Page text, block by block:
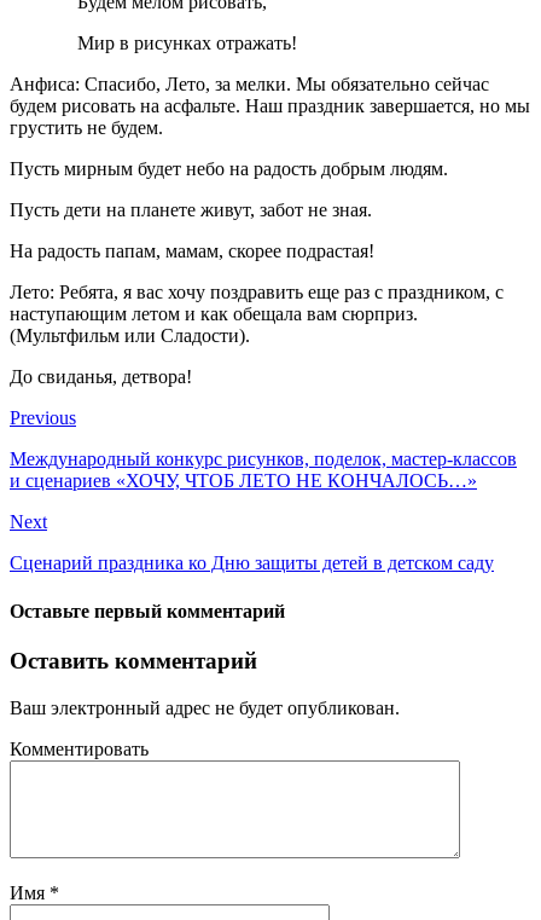
Мир в рисунках отражать!
Анфиса: Спасибо, Лето, за мелки. Мы обязательно сейчас
будем рисовать на асфальте. Наш праздник завершается, но мы
грустить не будем.
Пусть мирным будет небо на радость добрым людям.
Пусть дети на планете живут, забот не зная.
На радость папам, мамам, скорее подрастая!
Лето: Ребята, я вас хочу поздравить еще раз с праздником, с
наступающим летом и как обещала вам сюрприз.
(Мультфильм или Сладости).
До свиданья, детвора!
Previous
Международный конкурс рисунков, поделок, мастер-классов
и сценариев «ХОЧУ, ЧТОБ ЛЕТО НЕ КОНЧАЛОСЬ…»
Next
Сценарий праздника ко Дню защиты детей в детском саду
Оставьте первый комментарий
Оставить комментарий
Ваш электронный адрес не будет опубликован.
Комментировать
Имя *